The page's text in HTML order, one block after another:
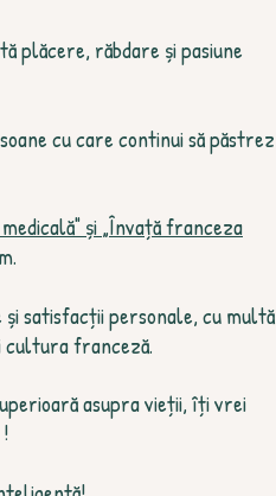
plăcere, răbdare și pasiune
cu care continui să păstrez
și„Învață franceza
satisfacții personale, cu multă
cultura franceză.
asupra vieții, îți vrei